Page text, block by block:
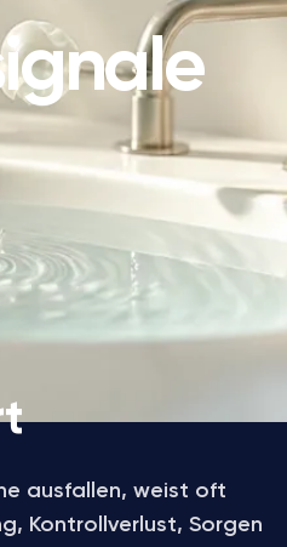
ausfallen, weist oft
Kontrollverlust, Sorgen